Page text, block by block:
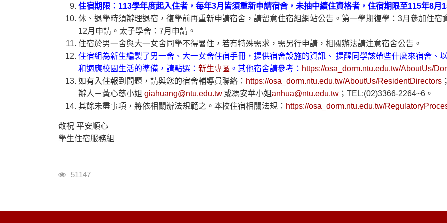
住宿期限：113學年度起入住者，每年3月皆須重新申請宿舍，未抽中續住資格者，住宿期限至115年8月
休、退學時須辦理退宿，復學前再重新申請宿舍，請留意住宿組網站公告。第一學期復學：3月參加住
12月申請。太子學舍：7月申請。
住宿於男一舍與大一女舍同學不得暑住，若有特殊需求，需另行申請，相關辦法請注意宿舍公告。
住宿組為新生編製了男一舍、大一女舍住宿手冊，提供宿舍設施的資訊、 提醒同學該帶些什麼來宿舍、
和適應校園生活的準備，請點選： 新生專區 。其他宿舍請參考： https://osa_dorm.ntu.edu.tw/AboutUs/
如有入住報到問題，請與您的宿舍輔導員聯絡： https://osa_dorm.ntu.edu.tw/AboutUs/ResidentDirectors
辦人－黃心慈小姐 giahuang@ntu.edu.tw 或馮安華小姐anhua@ntu.edu.tw ；TEL:(02)3366-2264~6。
其餘未盡事項，將依相關辦法規範之。本校住宿相關法規： https://osa_dorm.ntu.edu.tw/
敬祝 平安順心
學生住宿服務組
瀏覽人次
51147